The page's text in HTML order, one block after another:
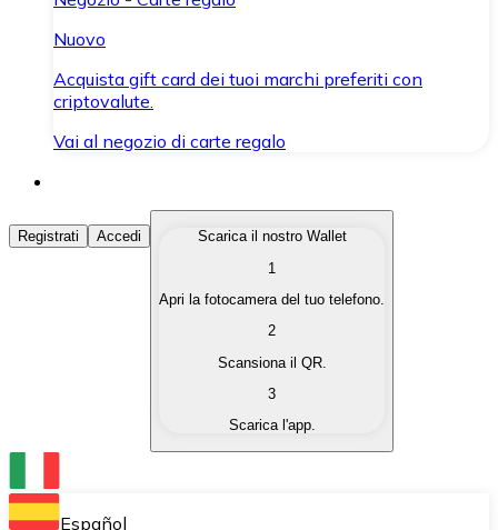
Nuovo
Acquista gift card dei tuoi marchi preferiti con
criptovalute.
Vai al negozio di carte regalo
Acquista Criptovalute
Acquista le criptovalute che ti interessano in modo
Converti le tue criptovalute in valuta fiat quando ne
Scambia una criptovaluta con un'altra
Conserva le tue cripto in un Wallet self-custodial.
Registrati Accedi
Scarica il nostro Wallet
1
Apri la fotocamera del tuo telefono.
2
Scansiona il QR.
3
Scarica l'app.
Español